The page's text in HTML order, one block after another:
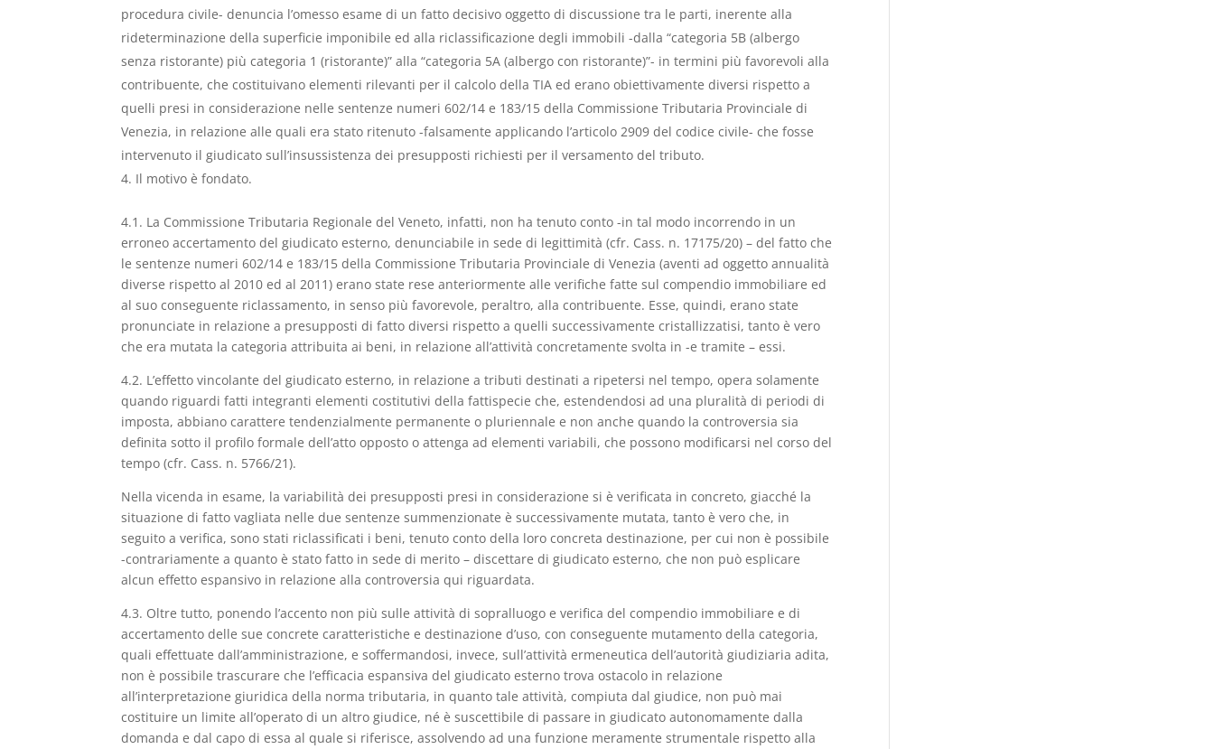
procedura civile- denuncia l’omesso esame di un fatto decisivo oggetto di discussione tra le parti, inerente alla
rideterminazione della superficie imponibile ed alla riclassificazione degli immobili -dalla “categoria 5B (albergo
senza ristorante) più categoria 1 (ristorante)” alla “categoria 5A (albergo con ristorante)”- in termini più favorevoli alla
contribuente, che costituivano elementi rilevanti per il calcolo della TIA ed erano obiettivamente diversi rispetto a
quelli presi in considerazione nelle sentenze numeri 602/14 e 183/15 della Commissione Tributaria Provinciale di
Venezia, in relazione alle quali era stato ritenuto -falsamente applicando l’articolo 2909 del codice civile- che fosse
intervenuto il giudicato sull’insussistenza dei presupposti richiesti per il versamento del tributo.
Il motivo è fondato.
4.1. La Commissione Tributaria Regionale del Veneto, infatti, non ha tenuto conto -in tal modo incorrendo in un
erroneo accertamento del giudicato esterno, denunciabile in sede di legittimità (cfr. Cass. n. 17175/20) – del fatto che
le sentenze numeri 602/14 e 183/15 della Commissione Tributaria Provinciale di Venezia (aventi ad oggetto annualità
diverse rispetto al 2010 ed al 2011) erano state rese anteriormente alle verifiche fatte sul compendio immobiliare ed
al suo conseguente riclassamento, in senso più favorevole, peraltro, alla contribuente. Esse, quindi, erano state
pronunciate in relazione a presupposti di fatto diversi rispetto a quelli successivamente cristallizzatisi, tanto è vero
che era mutata la categoria attribuita ai beni, in relazione all’attività concretamente svolta in -e tramite – essi.
4.2. L’effetto vincolante del giudicato esterno, in relazione a tributi destinati a ripetersi nel tempo, opera solamente
quando riguardi fatti integranti elementi costitutivi della fattispecie che, estendendosi ad una pluralità di periodi di
imposta, abbiano carattere tendenzialmente permanente o pluriennale e non anche quando la controversia sia
definita sotto il profilo formale dell’atto opposto o attenga ad elementi variabili, che possono modificarsi nel corso del
tempo (cfr. Cass. n. 5766/21).
Nella vicenda in esame, la variabilità dei presupposti presi in considerazione si è verificata in concreto, giacché la
situazione di fatto vagliata nelle due sentenze summenzionate è successivamente mutata, tanto è vero che, in
seguito a verifica, sono stati riclassificati i beni, tenuto conto della loro concreta destinazione, per cui non è possibile
-contrariamente a quanto è stato fatto in sede di merito – discettare di giudicato esterno, che non può esplicare
alcun effetto espansivo in relazione alla controversia qui riguardata.
4.3. Oltre tutto, ponendo l’accento non più sulle attività di sopralluogo e verifica del compendio immobiliare e di
accertamento delle sue concrete caratteristiche e destinazione d’uso, con conseguente mutamento della categoria,
quali effettuate dall’amministrazione, e soffermandosi, invece, sull’attività ermeneutica dell’autorità giudiziaria adita,
non è possibile trascurare che l’efficacia espansiva del giudicato esterno trova ostacolo in relazione
all’interpretazione giuridica della norma tributaria, in quanto tale attività, compiuta dal giudice, non può mai
costituire un limite all’operato di un altro giudice, né è suscettibile di passare in giudicato autonomamente dalla
domanda e dal capo di essa al quale si riferisce, assolvendo ad una funzione meramente strumentale rispetto alla